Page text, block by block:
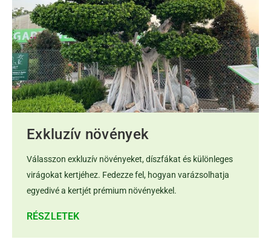
Exkluzív növények
Válasszon exkluzív növényeket, díszfákat és különleges
virágokat kertjéhez. Fedezze fel, hogyan varázsolhatja
egyedivé a kertjét prémium növényekkel.
RÉSZLETEK